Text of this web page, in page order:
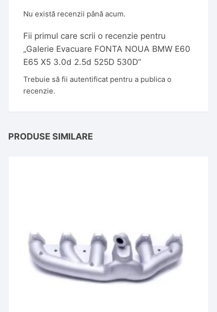
Nu există recenzii până acum.
Fii primul care scrii o recenzie pentru
„Galerie Evacuare FONTA NOUA BMW E60
E65 X5 3.0d 2.5d 525D 530D”
Trebuie să fiiautentificat pentru a publica o
recenzie.
PRODUSE SIMILARE